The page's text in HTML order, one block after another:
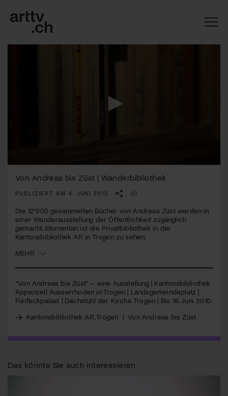
seconds
seconds
Von Andreas bis Züst | Wanderbibliothek
PUBLIZIERT AM 4. JUNI 2010
Die 12’000 gesammelten Bücher von Andreas Züst werden in
einer Wanderausstellung der Öffentlichkeit zugänglich
gemacht. Momentan ist die Privatbibliothek in der
Kantonsbibliothek AR in Trogen zu sehen.
MEHR
“Von Andreas bis Züst” – eine Ausstellung | Kantonsbibliothek
Appenzell Ausserrhoden in Trogen | Landsgemeindeplatz |
Fünfeckpalast | Dachstuhl der Kirche Trogen | Bis 18. Juni 2010.
Kantonsbibliothek AR, Trogen |Von Andreas bis Züst
Das könnte Sie auch interessieren
Mach mit: «Be Part of the Art»!
Engagiere dich als Kulturliebhaber:in, Kulturschaffende(r) oder
Mit deiner Mitgliedschaft erhältst du kostenlosen Zugang zu
diversen Kulturevents.
Jetzt Mitglied werden